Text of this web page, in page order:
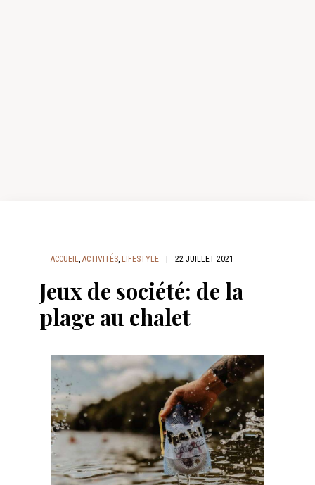
ACCUEIL, ACTIVITÉS, LIFESTYLE 22 JUILLET 2021
Jeux de société: de la
plage au chalet